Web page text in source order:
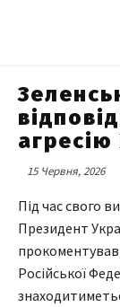
агресію
15 Червня, 2026
Під час свого
Президент
Російської